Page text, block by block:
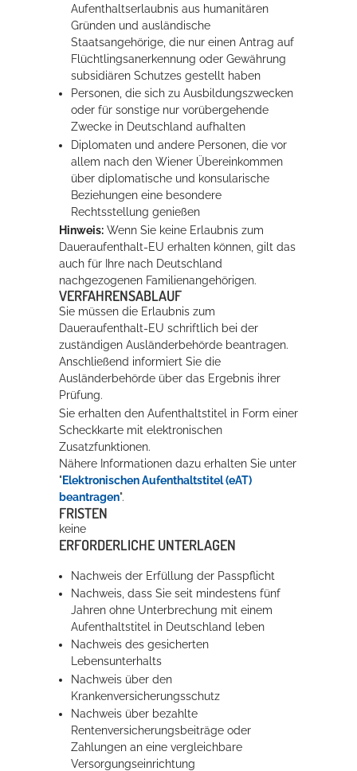
Aufenthaltserlaubnis aus humanitären
Gründen und ausländische
Staatsangehörige, die nur einen Antrag auf
Flüchtlingsanerkennung oder Gewährung
subsidiären Schutzes gestellt haben
Personen, die sich zu Ausbildungszwecken
oder für sonstige nur vorübergehende
Zwecke in Deutschland aufhalten
Diplomaten und andere Personen, die vor
allem nach den Wiener Übereinkommen
über diplomatische und konsularische
Beziehungen eine besondere
Rechtsstellung genießen
Hinweis: Wenn Sie keine Erlaubnis zum
Daueraufenthalt-EU erhalten können, gilt das
auch für Ihre nach Deutschland
nachgezogenen Familienangehörigen.
VERFAHRENSABLAUF
Sie müssen die Erlaubnis zum
Daueraufenthalt-EU schriftlich bei der
zuständigen Ausländerbehörde beantragen.
Anschließend informiert Sie die
Ausländerbehörde über das Ergebnis ihrer
Prüfung.
Sie erhalten den Aufenthaltstitel in Form einer
Scheckkarte mit elektronischen
Zusatzfunktionen.
Nähere Informationen dazu erhalten Sie unter
"Elektronischen Aufenthaltstitel (eAT)
beantragen".
FRISTEN
keine
ERFORDERLICHE UNTERLAGEN
Nachweis der Erfüllung der Passpflicht
Nachweis, dass Sie seit mindestens fünf
Jahren ohne Unterbrechung mit einem
Aufenthaltstitel in Deutschland leben
Nachweis des gesicherten
Lebensunterhalts
Nachweis über den
Krankenversicherungsschutz
Nachweis über bezahlte
Rentenversicherungsbeiträge oder
Zahlungen an eine vergleichbare
Versorgungseinrichtung